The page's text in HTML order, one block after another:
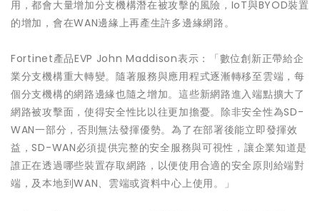
用，都會大量增加分支機構潛在被攻擊的風險，IoT與BYOD裝置
的增加，會在WAN邊緣上再產生許多邊緣網路。
Fortinet產品EVP John Maddison表示：「數位創新正帶給企
業分支機構重大轉變。隨著服務與應用程式逐漸轉移至雲端，每
個分支機構的網路邊緣也隨之增加。這些新網路進入端點擴大了
網路被攻擊面，使得安全性比以往更加擔憂。除非安全性為SD-
WAN一部分，否則無法發揮優勢。為了在部署後能立即發揮效
益，SD-WAN必須提供完整的安全服務與可視性，讓企業知道是
誰正在透過哪些裝置存取網路，以便使用合適的安全原則給端對
端，及本地到WAN、雲端或資料中心上使用。」